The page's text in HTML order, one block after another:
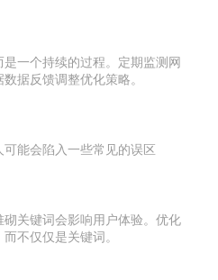
一个持续的过程。定期监测网
据反馈调整优化策略。
能会陷入一些常见的误区
关键词会影响用户体验。优化
不仅仅是关键词。